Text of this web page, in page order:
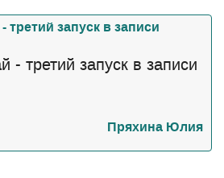
- третий запуск в записи
Пряхина Юлия